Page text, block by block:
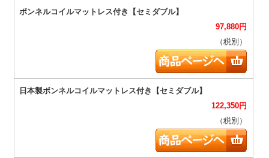
97,880円
（税別）
122,350円
（税別）